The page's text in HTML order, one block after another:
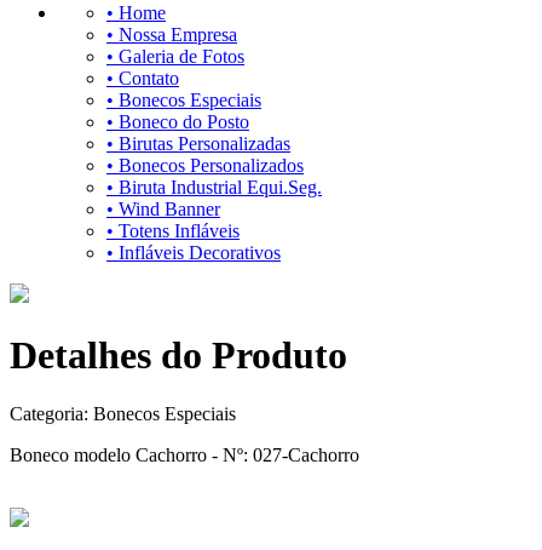
• Home
• Nossa Empresa
• Galeria de Fotos
• Contato
• Bonecos Especiais
• Boneco do Posto
• Birutas Personalizadas
• Bonecos Personalizados
• Biruta Industrial Equi.Seg.
• Wind Banner
• Totens Infláveis
• Infláveis Decorativos
Detalhes do Produto
Categoria: Bonecos Especiais
Boneco modelo Cachorro - Nº: 027-Cachorro